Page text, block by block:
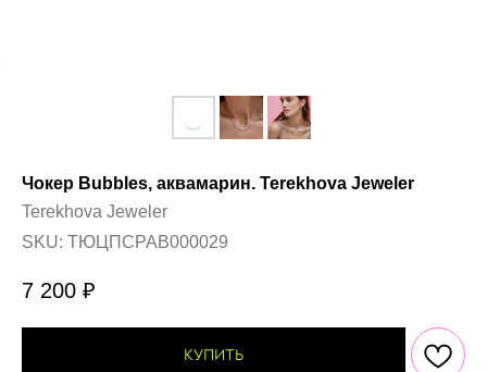
Чокер Bubbles, аквамарин. Terekhova Jeweler
Terekhova Jeweler
SKU: ТЮЦПСРАВ000029
7 200 ₽
КУПИТЬ